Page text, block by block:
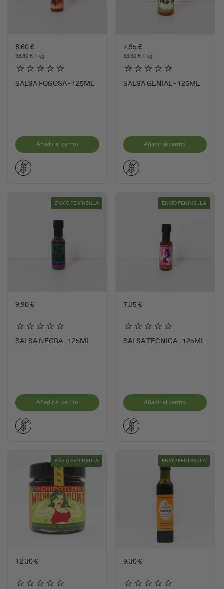
8,60 €
68,80 € / kg
SALSA FOGOSA - 125ML
Añadir al carrito
7,95 €
63,60 € / kg
SALSA GENIAL - 125ML
Añadir al carrito
9,90 €
SALSA NEGRA - 125ML
Añadir al carrito
ENVÍO PENÍNSULA
7,35 €
SALSA TECNICA - 125ML
Añadir al carrito
ENVÍO PENÍNSULA
12,30 €
ENVÍO PENÍNSULA
9,30 €
ENVÍO PENÍNSULA